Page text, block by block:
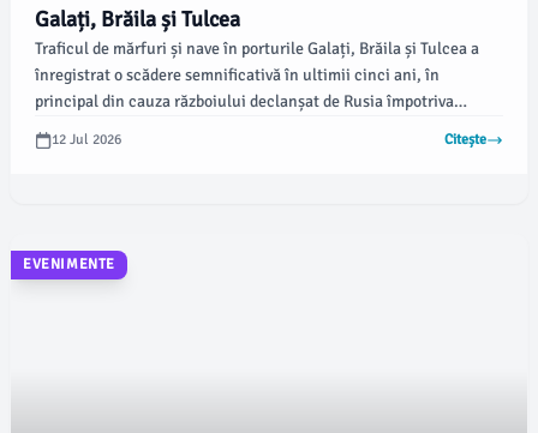
Galați, Brăila și Tulcea
Traficul de mărfuri și nave în porturile Galați, Brăila și Tulcea a
înregistrat o scădere semnificativă în ultimii cinci ani, în
principal din cauza războiului declanșat de Rusia împotriva
Ucrainei. Potrivit informațiilor difuzate de viata-libera.ro, portul
Galați a fost afectat major și de prăbușirea aprovizionării cu
12 Jul 2026 Citește
EVENIMENTE